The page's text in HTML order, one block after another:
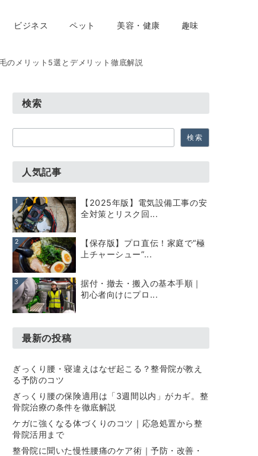
ビジネス ペット 美容・健康 趣味
のメリット5選とデメリット徹底解説
検索
索
検索
人気記事
1
【2025年版】電気設備工事の安
全対策とリスク回...
2
【保存版】プロ直伝！家庭で“極
上チャーシュー”...
3
据付・撤去・搬入の基本手順｜
初心者向けにプロ...
最新の投稿
ぎっくり腰・寝違えはなぜ起こる？整骨院が教え
る予防のコツ
ぎっくり腰の保険適用は「3週間以内」がカギ。整
骨院治療の条件を徹底解説
ケガに強くなる体づくりのコツ｜応急処置から整
骨院活用まで
整骨院に聞いた慢性腰痛のケア術｜予防・改善・